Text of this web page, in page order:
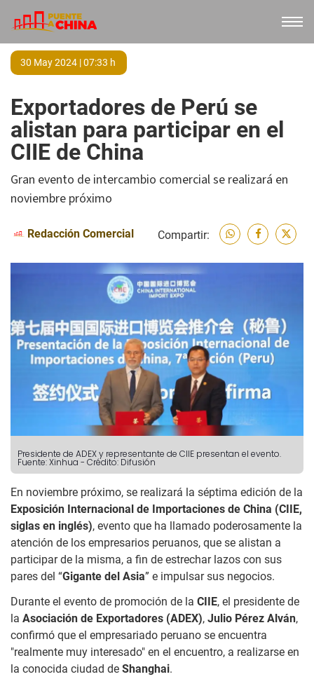
30 May 2024 | 07:33 h
Exportadores de Perú se
alistan para participar en el
CIIE de China
Gran evento de intercambio comercial se realizará en
noviembre próximo
Redacción Comercial Compartir:
Presidente de ADEX y representante de CIIE presentan el evento.
Fuente: Xinhua - Crédito: Difusión
En noviembre próximo, se realizará la séptima edición de la
Exposición Internacional de Importaciones de China (CIIE,
siglas en inglés), evento que ha llamado poderosamente la
atención de los empresarios peruanos, que se alistan a
participar de la misma, a fin de estrechar lazos con sus
pares del “Gigante del Asia” e impulsar sus negocios.
Durante el evento de promoción de la CIIE, el presidente de
la Asociación de Exportadores (ADEX), Julio Pérez Alván,
confirmó que el empresariado peruano se encuentra
"realmente muy interesado" en el encuentro, a realizarse en
la conocida ciudad de Shanghai.